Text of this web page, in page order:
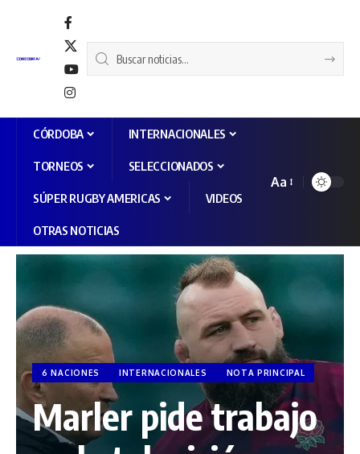
CÓRDOBA INTERNACIONALES
TORNEOS SELECCIONADOS
SÚPER RUGBY AMERICAS VIDEOS
OTRAS NOTICIAS
Aa
6 NACIONES INTERNACIONALES NOTA PRINCIPAL
Marler pide trabajo